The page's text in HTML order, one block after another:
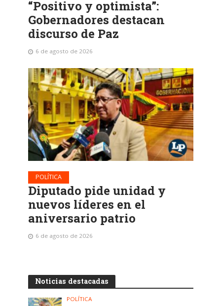
“Positivo y optimista”:
Gobernadores destacan
discurso de Paz
6 de agosto de 2026
POLÍTICA
Diputado pide unidad y
nuevos líderes en el
aniversario patrio
6 de agosto de 2026
Noticias destacadas
POLÍTICA